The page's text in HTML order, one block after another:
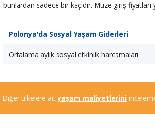
bunlardan sadece bir kaçıdır. Müze giriş
Polonya'da Sosyal Yaşam Giderleri
Ortalama aylık sosyal etkinlik harcamaları
Diğer ülkelere aityaşam maliyetlerini